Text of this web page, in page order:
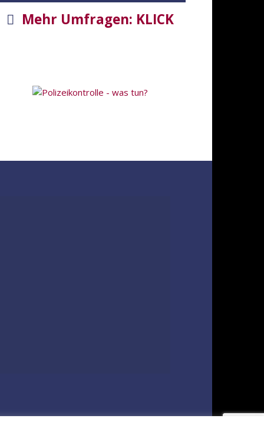
Mehr Umfragen: KLICK